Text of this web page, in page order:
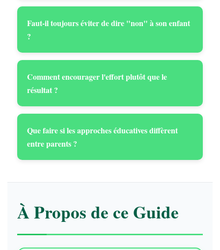
Faut-il toujours éviter de dire "non" à son enfant
?
Comment encourager l'effort plutôt que le
résultat ?
Que faire si les approches éducatives diffèrent
entre parents ?
À Propos de ce Guide